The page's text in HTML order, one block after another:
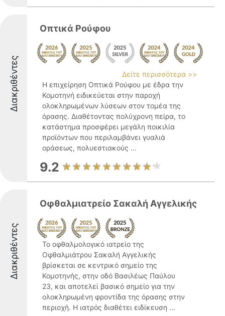
Διακριθέντες
Οπτικά Ρούφου
Δείτε περισσότερα >>
Η επιχείρηση Οπτικά Ρούφου με έδρα την
Κομοτηνή ειδικεύεται στην παροχή
ολοκληρωμένων λύσεων στον τομέα της
όρασης. Διαθέτοντας πολύχρονη πείρα, το
κατάστημα προσφέρει μεγάλη ποικιλία
προϊόντων που περιλαμβάνει γυαλιά
οράσεως, πολυεστιακούς ...
9.2
Διακριθέντες
Οφθαλμιατρείο Σακαλή Αγγελικής
Το οφθαλμολογικό ιατρείο της
Οφθαλμιάτρου Σακαλή Αγγελικής
βρίσκεται σε κεντρικό σημείο της
Κομοτηνής, στην οδό Βασιλέως Παύλου
23, και αποτελεί βασικό σημείο για την
ολοκληρωμένη φροντίδα της όρασης στην
περιοχή. Η ιατρός διαθέτει ειδίκευση ...